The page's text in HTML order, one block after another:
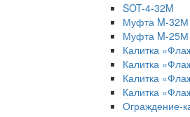
SOT-4-32M
Муфта M-32М
Муфта M-25М
Калитка
Калитка
Калитка
Калитка
Ограждение-